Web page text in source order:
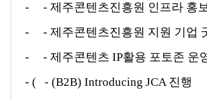
- - 제주콘텐츠진흥원 인프라 홍
- - 제주콘텐츠진흥원 지원 기업
- - 제주콘텐츠 IP활용 포토존 운
- ( - (B2B) Introducing JCA 진행